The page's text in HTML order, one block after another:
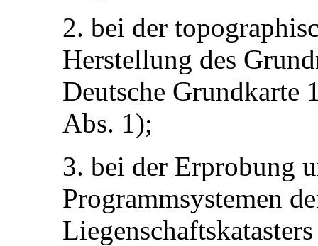
2. bei der
Herstellung des
Deutsche Grundkarte
Abs. 1);
3. bei der Erprobung
Programmsystemen